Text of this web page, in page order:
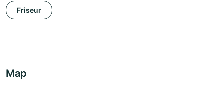
Friseur
Map